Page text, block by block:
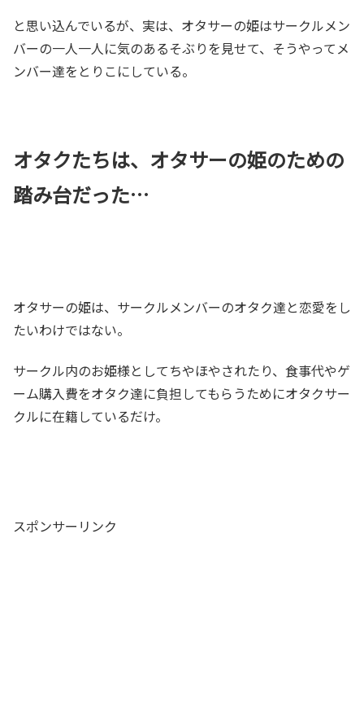
と思い込んでいるが、実は、オタサーの姫はサークルメン
バーの一人一人に気のあるそぶりを見せて、そうやってメ
ンバー達をとりこにしている。
オタクたちは、オタサーの姫のための
踏み台だった…
オタサーの姫は、サークルメンバーのオタク達と恋愛をし
たいわけではない。
サークル内のお姫様としてちやほやされたり、食事代やゲ
ーム購入費をオタク達に負担してもらうためにオタクサー
クルに在籍しているだけ。
スポンサーリンク